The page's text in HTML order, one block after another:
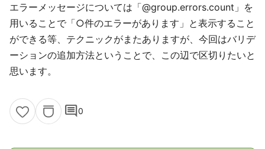
エラーメッセージについては「@group.errors.count」を
用いることで「○件のエラーがあります」と表示すること
ができる等、テクニックがまたありますが、今回はバリデ
ーションの追加方法ということで、この辺で区切りたいと
思います。
comment0